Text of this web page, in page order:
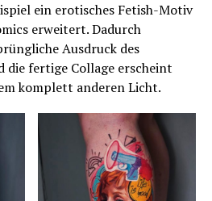
ein erotisches Fetish-Motiv
erweitert. Dadurch
Ausdruck des
fertige Collage erscheint
komplett anderen Licht.